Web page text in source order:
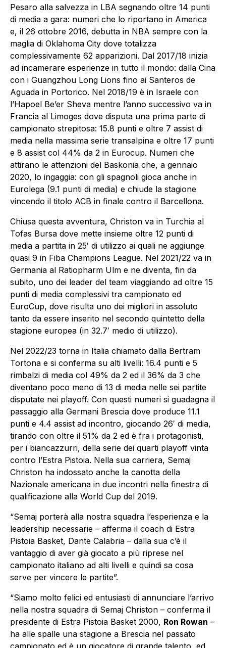
Pesaro alla salvezza in LBA segnando oltre 14 punti
di media a gara: numeri che lo riportano in America
e, il 26 ottobre 2016, debutta in NBA sempre con la
maglia di Oklahoma City dove totalizza
complessivamente 62 apparizioni. Dal 2017/18 inizia
ad incamerare esperienze in tutto il mondo: dalla Cina
con i Guangzhou Long Lions fino ai Santeros de
Aguada in Portorico. Nel 2018/19 è in Israele con
l’Hapoel Be’er Sheva mentre l’anno successivo va in
Francia al Limoges dove disputa una prima parte di
campionato strepitosa: 15.8 punti e oltre 7 assist di
media nella massima serie transalpina e oltre 17 punti
e 8 assist col 44% da 2 in Eurocup. Numeri che
attirano le attenzioni del Baskonia che, a gennaio
2020, lo ingaggia: con gli spagnoli gioca anche in
Eurolega (9.1 punti di media) e chiude la stagione
vincendo il titolo ACB in finale contro il Barcellona.
Chiusa questa avventura, Christon va in Turchia al
Tofas Bursa dove mette insieme oltre 12 punti di
media a partita in 25′ di utilizzo ai quali ne aggiunge
quasi 9 in Fiba Champions League. Nel 2021/22 va in
Germania al Ratiopharm Ulm e ne diventa, fin da
subito, uno dei leader del team viaggiando ad oltre 15
punti di media complessivi tra campionato ed
EuroCup, dove risulta uno dei migliori in assoluto
tanto da essere inserito nel secondo quintetto della
stagione europea (in 32.7′ medio di utilizzo).
Nel 2022/23 torna in Italia chiamato dalla Bertram
Tortona e si conferma su alti livelli: 16.4 punti e 5
rimbalzi di media col 49% da 2 ed il 36% da 3 che
diventano poco meno di 13 di media nelle sei partite
disputate nei playoff. Con questi numeri si guadagna il
passaggio alla Germani Brescia dove produce 11.1
punti e 4.4 assist ad incontro, giocando 26′ di media,
tirando con oltre il 51% da 2 ed è fra i protagonisti,
per i biancazzurri, della serie dei quarti playoff vinta
contro l’Estra Pistoia. Nella sua carriera, Semaj
Christon ha indossato anche la canotta della
Nazionale americana in due incontri nella finestra di
qualificazione alla World Cup del 2019.
“Semaj porterà alla nostra squadra l’esperienza e la
leadership necessarie – afferma il coach di Estra
Pistoia Basket, Dante Calabria – dalla sua c’è il
vantaggio di aver già giocato a più riprese nel
campionato italiano ad alti livelli e quindi sa cosa
serve per vincere le partite”.
“Siamo molto felici ed entusiasti di annunciare l’arrivo
nella nostra squadra di Semaj Christon – conferma il
presidente di Estra Pistoia Basket 2000, Ron Rowan –
ha alle spalle una stagione a Brescia nel passato
campionato ed è un giocatore di grande talento, ed